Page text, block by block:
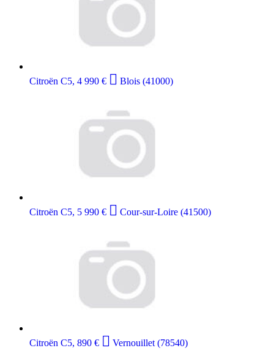
Citroën C5, 4 990 €  Blois (41000)
Citroën C5, 5 990 €  Cour-sur-Loire (41500)
Citroën C5, 890 €  Vernouillet (78540)